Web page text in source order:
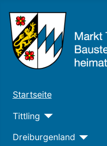
Startseite
Tittling
Dreiburgenland